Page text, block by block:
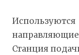
Станция